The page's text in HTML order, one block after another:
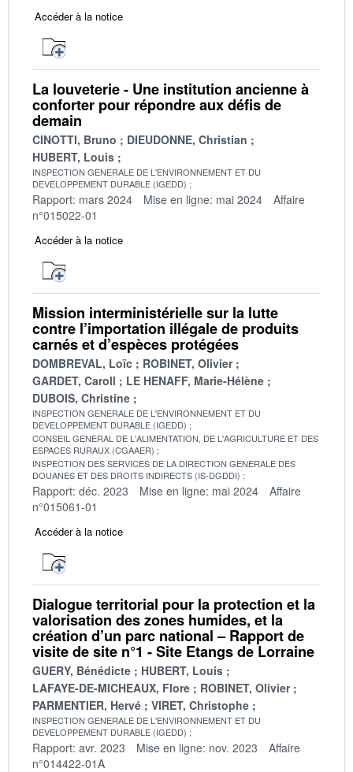
Accéder à la notice
La louveterie - Une institution ancienne à
conforter pour répondre aux défis de
demain
CINOTTI, Bruno
DIEUDONNE, Christian
HUBERT, Louis
INSPECTION GENERALE DE L'ENVIRONNEMENT ET DU
DEVELOPPEMENT DURABLE (IGEDD)
Rapport: mars 2024 Mise en ligne: mai 2024
Affaire
n°015022-01
Accéder à la notice
Mission interministérielle sur la lutte
contre l’importation illégale de produits
carnés et d’espèces protégées
DOMBREVAL, Loïc
ROBINET, Olivier
GARDET, Caroll
LE HENAFF, Marie-Hélène
DUBOIS, Christine
INSPECTION GENERALE DE L'ENVIRONNEMENT ET DU
DEVELOPPEMENT DURABLE (IGEDD)
CONSEIL GENERAL DE L'ALIMENTATION, DE L'AGRICULTURE ET DES
ESPACES RURAUX (CGAAER)
INSPECTION DES SERVICES DE LA DIRECTION GENERALE DES
DOUANES ET DES DROITS INDIRECTS (IS-DGDDI)
Rapport: déc. 2023 Mise en ligne: mai 2024
Affaire
n°015061-01
Accéder à la notice
Dialogue territorial pour la protection et la
valorisation des zones humides, et la
création d’un parc national – Rapport de
visite de site n°1 - Site Etangs de Lorraine
GUERY, Bénédicte
HUBERT, Louis
LAFAYE-DE-MICHEAUX, Flore
ROBINET, Olivier
PARMENTIER, Hervé
VIRET, Christophe
INSPECTION GENERALE DE L'ENVIRONNEMENT ET DU
DEVELOPPEMENT DURABLE (IGEDD)
Rapport: avr. 2023 Mise en ligne: nov. 2023
Affaire
n°014422-01A